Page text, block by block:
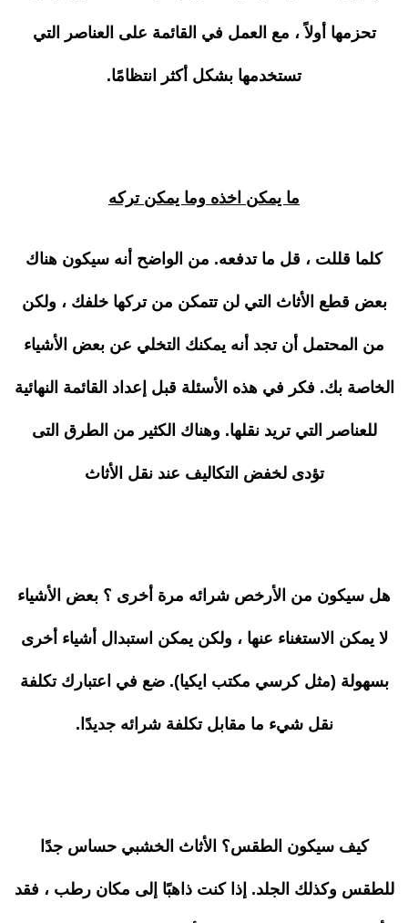
تحزمها أولاً ، مع العمل في القائمة على العناصر التي
تستخدمها بشكل أكثر انتظامًا.
ما يمكن اخذه وما يمكن تركه
كلما قللت ، قل ما تدفعه. من الواضح أنه سيكون هناك
بعض قطع الأثاث التي لن تتمكن من تركها خلفك ، ولكن
من المحتمل أن تجد أنه يمكنك التخلي عن بعض الأشياء
الخاصة بك. فكر في هذه الأسئلة قبل إعداد القائمة النهائية
للعناصر التي تريد نقلها. وهناك الكثير من الطرق التى
تؤدى لخفض التكاليف عند نقل الأثاث
هل سيكون من الأرخص شرائه مرة أخرى ؟ بعض الأشياء
لا يمكن الاستغناء عنها ، ولكن يمكن استبدال أشياء أخرى
بسهولة (مثل كرسي مكتب ايكيا). ضع في اعتبارك تكلفة
نقل شيء ما مقابل تكلفة شرائه جديدًا.
كيف سيكون الطقس؟ الأثاث الخشبي حساس جدًا
للطقس وكذلك الجلد. إذا كنت ذاهبًا إلى مكان رطب ، فقد